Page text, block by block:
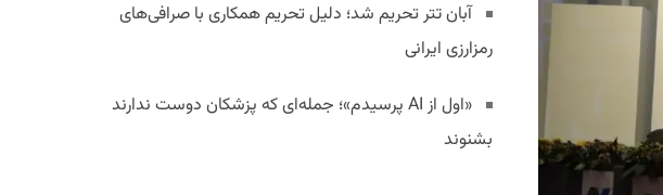
آبان تتر تحریم شد؛ دلیل تحریم همکاری با صرافی‌های
رمزارزی ایرانی
«اول از AI پرسیدم»؛ جمله‌ای که پزشکان دوست ندارند
بشنوند